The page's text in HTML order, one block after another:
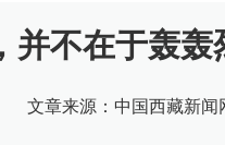
并不在于轰
文章来源：中国西藏新闻